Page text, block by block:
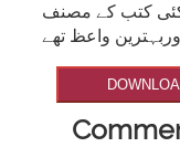
کئی کتب کے مصنف
اوربہترین واعظ تھے